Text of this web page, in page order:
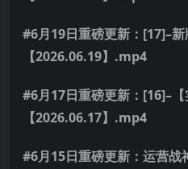
#6月19日重磅更新：[17]–
【2026.06.19】.mp4
#6月17日重磅更新：[16]–
【2026.06.17】.mp4
#6月15日重磅更新：运营战